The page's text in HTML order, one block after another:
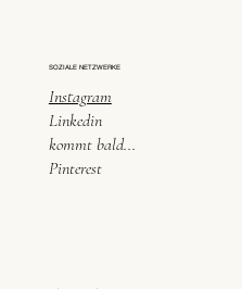
SOZIALE NETZWERKE
Instagram
Linkedin
kommt bald...
Pinterest